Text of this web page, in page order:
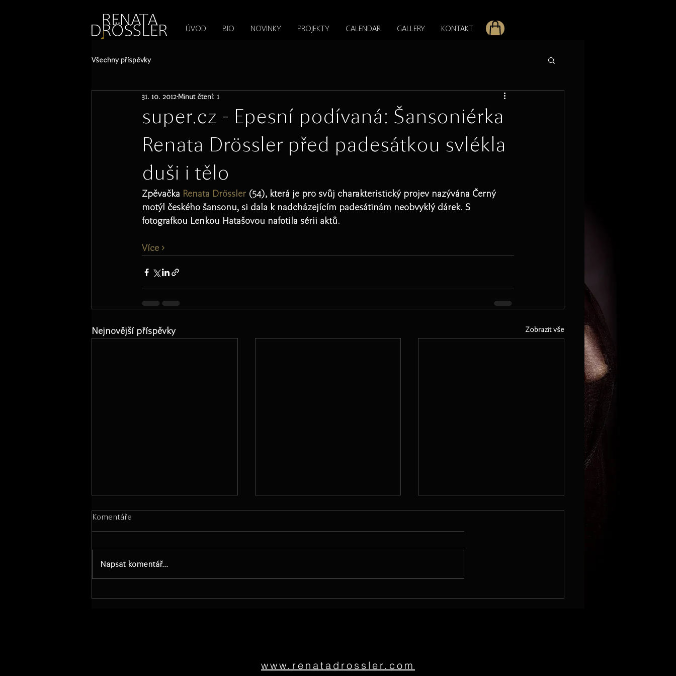
ÚVOD BIO NOVINKY PROJEKTY CALENDAR GALLERY KONTAKT
Všechny příspěvky
super.cz - Epesní podívaná: Šansoniérka
Renata Drössler před padesátkou svlékla
duši i tělo
31. 10. 2012 Minut čtení: 1
Zpěvačka Renata Drössler (54), která je pro svůj charakteristický projev nazývána Černý
motýl českého šansonu, si dala k nadcházejícím padesátinám neobvyklý dárek. S
fotografkou Lenkou Hatašovou nafotila sérii aktů.
Více ›
Nejnovější příspěvky Zobrazit vše
Novinky podzim/zima
Komentáře
Napsat komentář...
www.renatadrossler.com